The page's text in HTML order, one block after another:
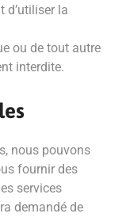
d’utiliser la
ou de tout autre
interdite.
nous pouvons
fournir des
services
demandé de